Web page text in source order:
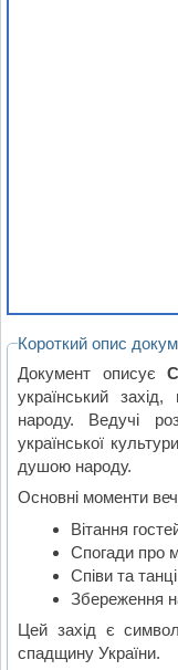
Короткий опис
Документ описує
український
народу. Ведучі
української
душою народу.
Основні моменти
Вітання
Спогади про
Співи та
Збереження
Цей захід є
спадщину України.